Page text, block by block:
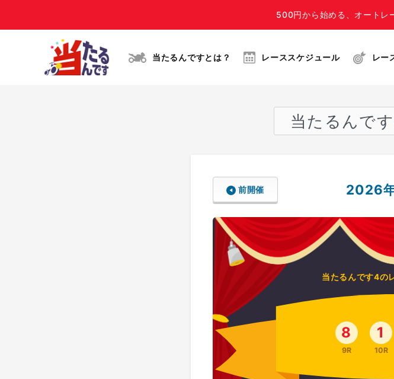
500円から始める、オートレ
当たるんですとは？ レーススケジュール レー
前開催 2026
当たるんです4の
8
9R
1
10R